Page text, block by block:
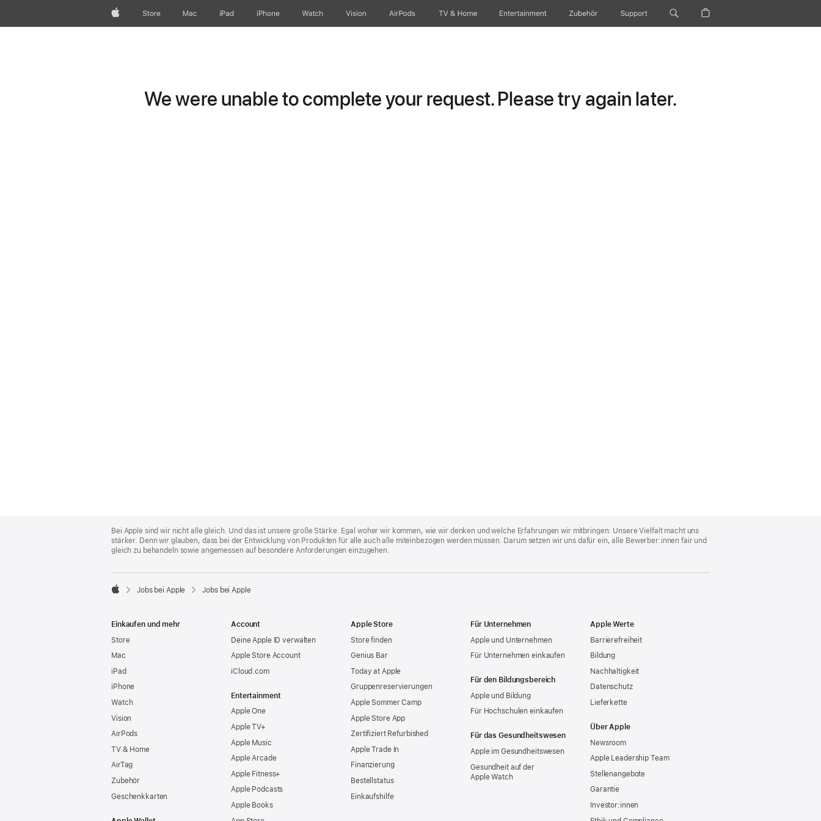
AppleStore Mac iPad iPhone Watch Vision AirPods TV & Home Entertainment Zubehör Support
We were unable to complete your request. Please try again later.
Footer
Bei Apple sind wir nicht alle gleich. Und das ist unsere große Stärke. Egal woher wir kommen, wie wir denken und welche Erfahrungen wir mitbringen: Unsere Vielfalt macht uns
stärker. Denn wir glauben, dass bei der Entwicklung von Produkten für alle auch alle miteinbezogen werden müssen. Darum setzen wir uns dafür ein, alle Bewerber:innen fair und
gleich zu behandeln sowie angemessen auf besondere Anforderungen einzugehen.

Jobs bei Apple Jobs bei Apple
Einkaufen und mehr
Store
Mac
iPad
iPhone
Watch
Vision
AirPods
TV & Home
AirTag
Zubehör
Geschenkkarten
Account
Deine Apple ID verwalten
Apple Store Account
iCloud.com
Entertainment
Apple One
Apple TV+
Apple Music
Apple Arcade
Apple Fitness+
Apple Podcasts
Apple Books
Apple Store
Store finden
Genius Bar
Today at Apple
Gruppen­reservierungen
Apple Sommer Camp
Apple Store App
Zertifiziert Refurbished
Apple Trade In
Finanzierung
Bestellstatus
Einkaufshilfe
Für Unternehmen
Apple und Unternehmen
Für Unternehmen einkaufen
Für den Bildungsbereich
Apple und Bildung
Für Hochschulen einkaufen
Für das Gesundheitswesen
Apple im Gesundheitswesen
Gesundheit auf der
Apple Watch
Apple Werte
Barrierefreiheit
Bildung
Nachhaltigkeit
Datenschutz
Lieferkette
Über Apple
Newsroom
Apple Leadership Team
Stellenangebote
Garantie
Investor:innen